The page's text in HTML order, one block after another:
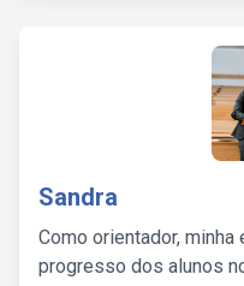
Sandra
Como orientador,
progresso dos alunos